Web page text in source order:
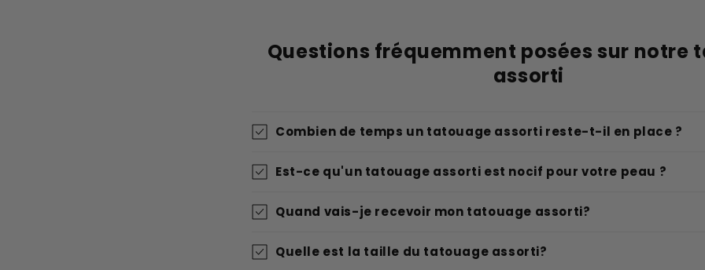
Questions fréquemment posées sur notre
assorti
Combien de temps un tatouage assorti reste-t-il en place ?
Est-ce qu'un tatouage assorti est nocif pour votre peau ?
Quand vais-je recevoir mon tatouage assorti?
Quelle est la taille du tatouage assorti?